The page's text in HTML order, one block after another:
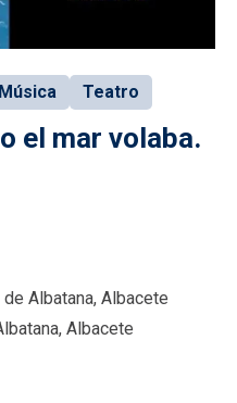
Teatro
el mar volaba.
Albatana, Albacete
Albacete